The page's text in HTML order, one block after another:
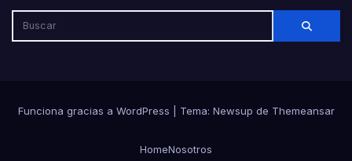
Funciona gracias a WordPress Tema: Newsup de Themeansar
HomeNosotros